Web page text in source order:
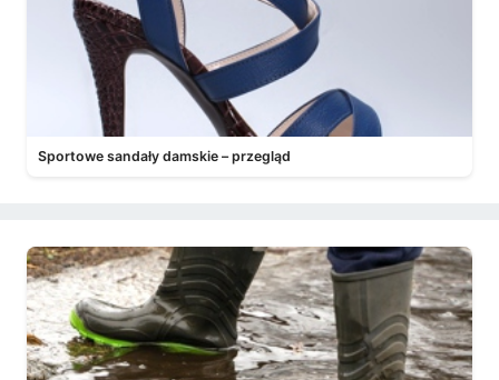
Sportowe sandały damskie – przegląd